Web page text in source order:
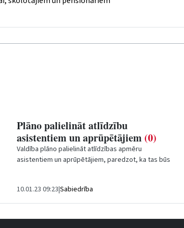
Plāno palielināt atlīdzību
asistentiem un aprūpētājiem (0)
Valdība plāno palielināt atlīdzības apmēru
asistentiem un aprūpētājiem, paredzot, ka tas būs
10.01.23 09:23|Sabiedrība